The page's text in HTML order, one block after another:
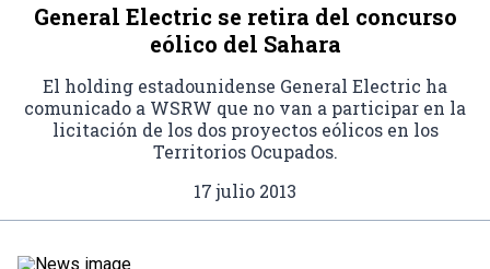
General Electric se retira del concurso
eólico del Sahara
El holding estadounidense General Electric ha
comunicado a WSRW que no van a participar en la
licitación de los dos proyectos eólicos en los
Territorios Ocupados.
17 julio 2013